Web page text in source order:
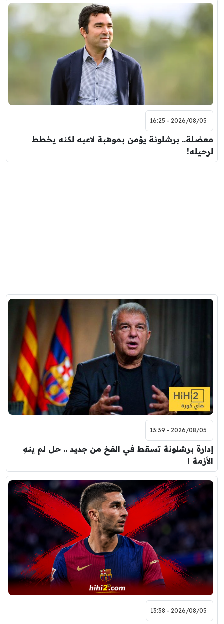
2026/08/05 - 16:25
معضلة.. برشلونة يؤمن بموهبة لاعبه لكنه يخطط
لرحيله!
2026/08/05 - 13:39
إدارة برشلونة تسقط في الفخ من جديد .. حل لم ينهِ
الأزمة !
2026/08/05 - 13:38